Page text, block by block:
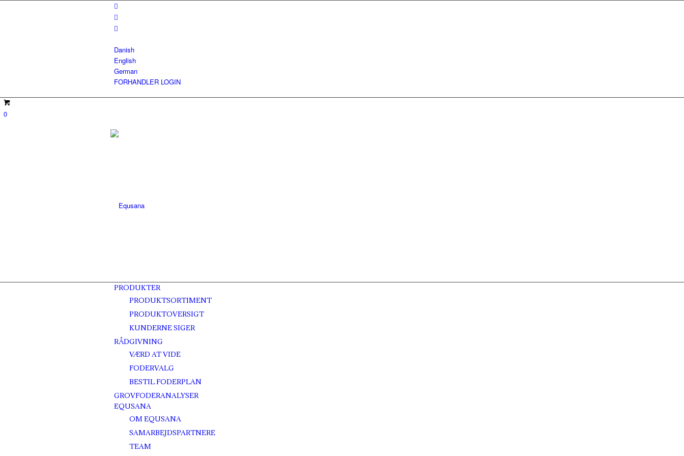
Danish
English
German
FORHANDLER LOGIN
0
PRODUKTER
PRODUKTSORTIMENT
PRODUKTOVERSIGT
KUNDERNE SIGER
RÅDGIVNING
VÆRD AT VIDE
FODERVALG
BESTIL FODERPLAN
GROVFODERANALYSER
EQUSANA
OM EQUSANA
SAMARBEJDSPARTNERE
TEAM